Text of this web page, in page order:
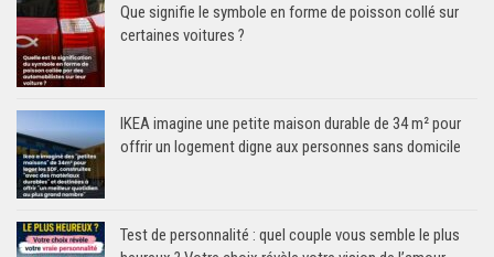
Que signifie le symbole en forme de poisson collé sur
certaines voitures ?
IKEA imagine une petite maison durable de 34 m² pour
offrir un logement digne aux personnes sans domicile
Test de personnalité : quel couple vous semble le plus